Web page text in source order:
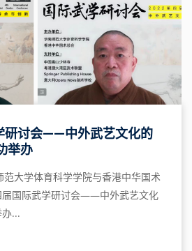
研讨会——中外武艺文化的
举办
大学体育科学学院与香港中华国术
届国际武学研讨会——中外武艺文化
...